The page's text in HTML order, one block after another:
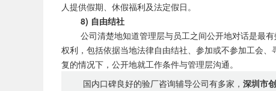
人提供假期、休假福利及法定假日。
8) 自由结社
公司清楚地知道管理层与员工之间公开地对话是最有
权利，包括依据当地法律自由结社、参加或不参加工会
复的情况下，公开地就工作条件与管理层沟通。
国内口碑良好的验厂咨询辅导公司有多家，深圳市